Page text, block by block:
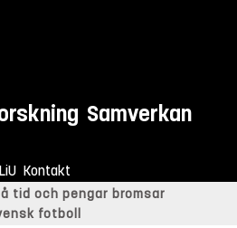
Samverkan
Kontakt
tid och pengar bromsar
fotboll